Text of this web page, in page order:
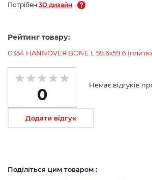
Потрібен 3D дизайн
Рейтинг товару:
G354 HANNOVER BONE L 59.6x59.6
0
Немає відгуків
Додати відгук
Поділіться цим товаром :